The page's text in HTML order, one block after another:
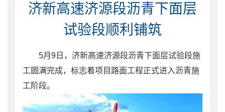
济新高速济源段沥青下面层
试验段顺利铺筑
5月9日，济新高速济源段沥青下面层试验段施
工圆满完成，标志着项目路面工程正式进入沥青施
工阶段。